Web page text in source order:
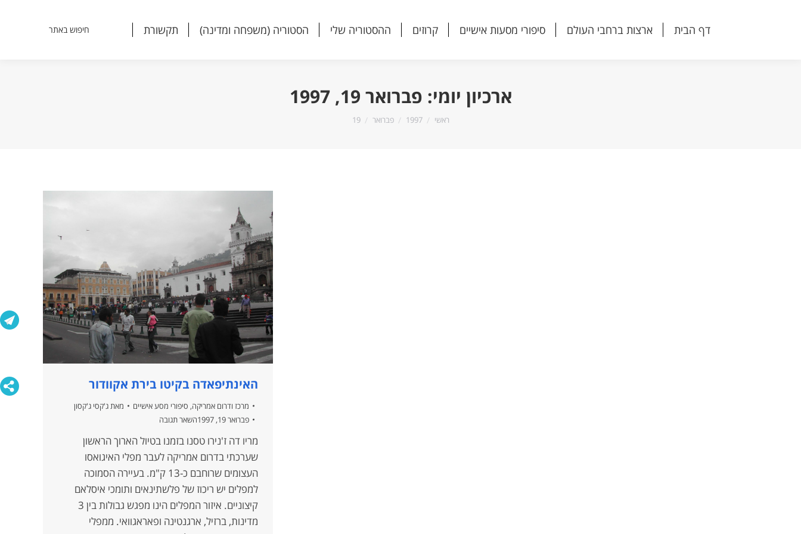
דף הבית ארצות ברחבי העולם סיפורי מסעות אישיים קרוזים ההסטוריה שלי הסטוריה (משפחה ומדינה) תקשורת Search:
חיפוש באתר
ארכיון יומי: פברואר 19, 1997
הנך נמצא כאן:
ראשי 1997 פברואר 19
האינתיפאדה בקיטו בירת אקוודור
מרכז ודרום אמריקה, סיפורי מסע אישיים מאתג'קסי ג'קסון
פברואר 19, 1997
השאר תגובה
מריו דה ז'נירו טסנו בזמנו בטיול הארוך הראשון
שערכתי בדרום אמריקה לעבר מפלי האיגואסו
העצומים שרוחבם כ-13 ק"מ. בעיירה הסמוכה
למפלים יש ריכוז של פלשתינאים ותומכי איסלאם
קיצוניים. איזור המפלים הינו מפגש גבולות בין 3
מדינות, ברזיל, ארגנטינה ופאראגוואי. ממפלי